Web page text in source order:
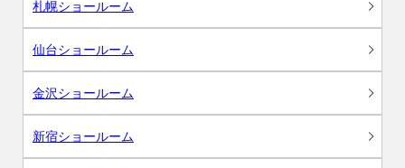
札幌ショールーム
仙台ショールーム
金沢ショールーム
新宿ショールーム